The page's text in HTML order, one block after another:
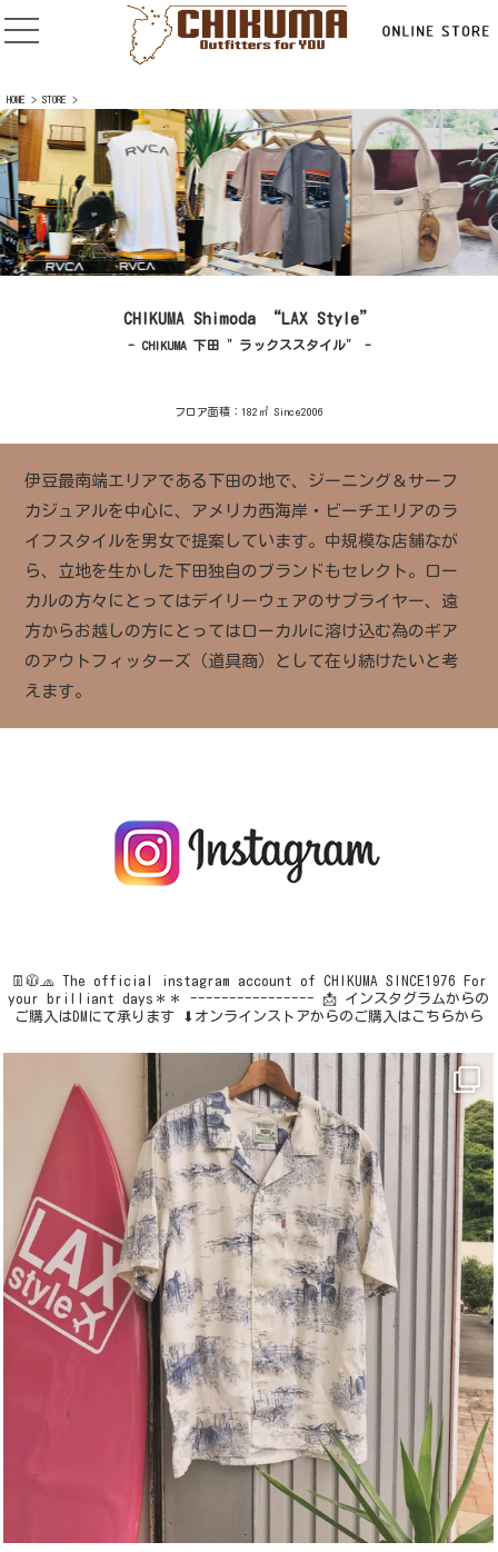
HOME >STORE >
CHIKUMA Shimoda “LAX Style”
- CHIKUMA 下田 ”ラックススタイル” -
フロア面積：182㎡ Since2006
伊豆最南端エリアである下田の地で、ジーニング＆サーフ
カジュアルを中心に、アメリカ西海岸・ビーチエリアのラ
イフスタイルを男女で提案しています。中規模な店舗なが
ら、立地を生かした下田独自のブランドもセレクト。ロー
カルの方々にとってはデイリーウェアのサプライヤー、遠
方からお越しの方にとってはローカルに溶け込む為のギア
のアウトフィッターズ（道具商）として在り続けたいと考
えます。
👖🧥🧢The official instagram account of CHIKUMA SINCE1976 For
your brilliant days＊＊
---------------- 📩 インスタグラムからの
ご購入はDMにて承ります ⬇︎オンラインストアからのご購入はこちらから